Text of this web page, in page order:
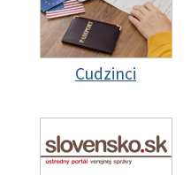
Cudzinci